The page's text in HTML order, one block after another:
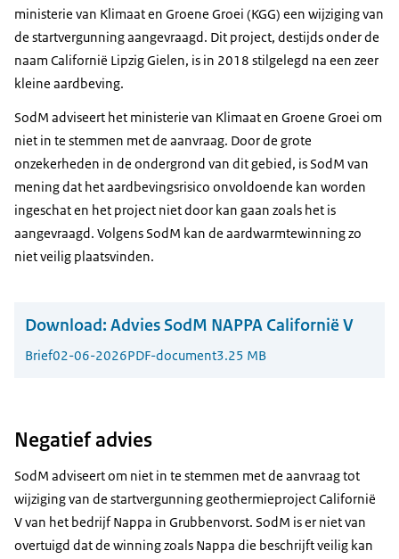
ministerie van Klimaat en Groene Groei (KGG) een wijziging van
de startvergunning aangevraagd. Dit project, destijds onder de
naam Californië Lipzig Gielen, is in 2018 stilgelegd na een zeer
kleine aardbeving.
SodM adviseert het ministerie van Klimaat en Groene Groei om
niet in te stemmen met de aanvraag. Door de grote
onzekerheden in de ondergrond van dit gebied, is SodM van
mening dat het aardbevingsrisico onvoldoende kan worden
ingeschat en het project niet door kan gaan zoals het is
aangevraagd. Volgens SodM kan de aardwarmtewinning zo
niet veilig plaatsvinden.
Download: Advies SodM NAPPA Californië V
Brief02-06-2026PDF-document3.25 MB
Negatief advies
SodM adviseert om niet in te stemmen met de aanvraag tot
wijziging van de startvergunning geothermieproject Californië
V van het bedrijf Nappa in Grubbenvorst. SodM is er niet van
overtuigd dat de winning zoals Nappa die beschrijft veilig kan